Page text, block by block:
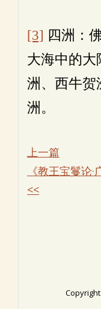
[3] 四洲：
大海中的大
洲、西牛贺
洲。
上一篇
《教王宝鬘论·
<<